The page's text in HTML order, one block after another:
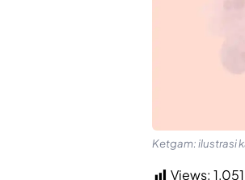
Ketgam: ilustrasi
Views: 1,051